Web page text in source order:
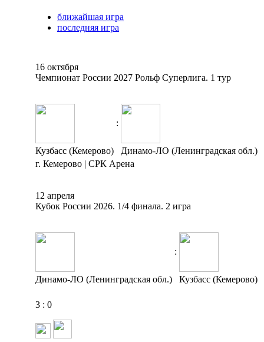
ближайшая игра
последняя игра
16 октября
Чемпионат России 2027 Рольф Суперлига. 1 тур
:
Кузбасс (Кемерово)
Динамо-ЛО (Ленинградская обл.)
г. Кемерово | СРК Арена
12 апреля
Кубок России 2026. 1/4 финала. 2 игра
:
Динамо-ЛО (Ленинградская обл.) Кузбасс (Кемерово)
3 : 0